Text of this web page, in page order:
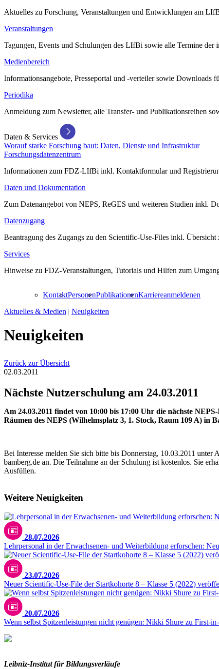
Aktuelles zu Forschung, Veranstaltungen und Entwicklungen am
Veranstaltungen
Tagungen, Events und Schulungen des LIfBi sowie alle Termine der
Medienbereich
Informationsangebote, Presseportal und -verteiler sowie Downloads
Periodika
Anmeldung zum Newsletter, alle Transfer- und Publikationsreihen
Daten & Services
Worauf starke Forschung baut: Daten, Dienste und Infrastruktur
Forschungsdatenzentrum
Informationen zum FDZ-LIfBi inkl. Kontaktformular und
Daten und Dokumentation
Zum Datenangebot von NEPS, ReGES und weiteren Studien inkl.
Datenzugang
Beantragung des Zugangs zu den Scientific-Use-Files inkl.
Services
Hinweise zu FDZ-Veranstaltungen, Tutorials und Hilfen zum
KontaktPersonenPublikationenKarriereanmeldenen
Aktuelles & Medien | Neuigkeiten
Neuigkeiten
Zurück zur Übersicht
02.03.2011
Nächste Nutzerschulung am 24.03.2011
Am 24.03.2011 findet von 10:00 bis 17:00 Uhr die nächste
Räumen des NEPS (Wilhelmsplatz 3, 1. Stock, Raum 109 A) in
Bei Interesse melden Sie sich bitte bis Donnerstag, 10.03.2011
bamberg.de an. Die Teilnahme an der Schulung ist kostenlos. Sie
Ausfüllen.
Weitere Neuigkeiten
28.07.2026
Lehrpersonal in der Erwachsenen- und Weiterbildung erforschen:
23.07.2026
Neuer Scientific-Use-File der Startkohorte 8 – Klasse 5 (2022)
20.07.2026
Wenn selbst Spitzenleistungen nicht genügen: Nikki Shure zu First-
Leibniz-Institut für Bildungsverläufe